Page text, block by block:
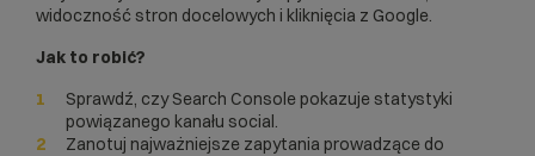
widoczność stron docelowych i kliknięcia z Google.
Jak to robić?
Sprawdź, czy Search Console pokazuje statystyki
powiązanego kanału social.
Zanotuj najważniejsze zapytania prowadzące do